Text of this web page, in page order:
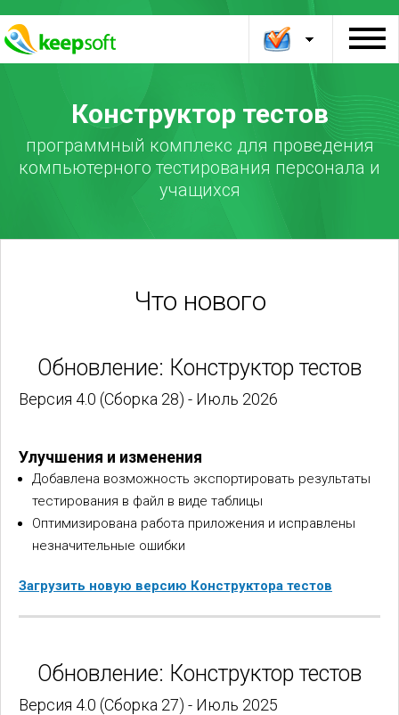
Конструктор тестов
программный комплекс для проведения
компьютерного тестирования персонала и
учащихся
Что нового
Обновление: Конструктор тестов
Версия 4.0 (Сборка 28) - Июль 2026
Улучшения и изменения
Добавлена возможность экспортировать результаты
тестирования в файл в виде таблицы
Оптимизирована работа приложения и исправлены
незначительные ошибки
Загрузить новую версию Конструктора тестов
Обновление: Конструктор тестов
Версия 4.0 (Сборка 27) - Июль 2025